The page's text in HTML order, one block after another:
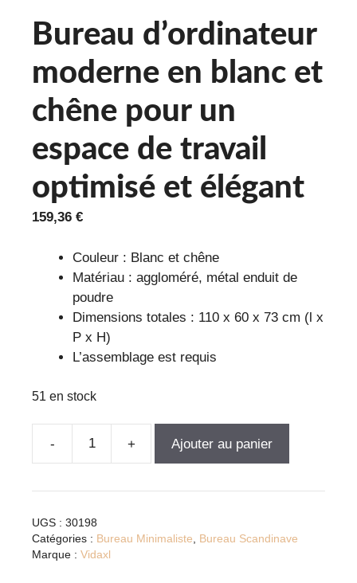
Bureau d’ordinateur
moderne en blanc et
chêne pour un
espace de travail
optimisé et élégant
159,36 €
Couleur : Blanc et chêne
Matériau : aggloméré, métal enduit de
poudre
Dimensions totales : 110 x 60 x 73 cm (l x
P x H)
L’assemblage est requis
51 en stock
quantité
Bureau
moderne
Ajouter au panier
UGS : 30198
Catégories : Bureau Minimaliste, Bureau Scandinave
Marque : Vidaxl